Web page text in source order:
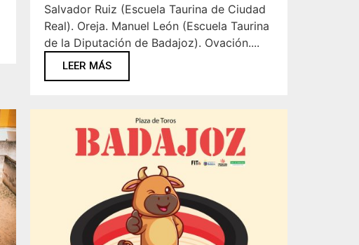
Salvador Ruiz (Escuela Taurina de Ciudad
Real). Oreja. Manuel León (Escuela Taurina
de la Diputación de Badajoz). Ovación....
LEER MÁS